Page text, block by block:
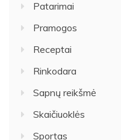
Patarimai
Pramogos
Receptai
Rinkodara
Sapnų reikšmė
Skaičiuoklės
Sportas